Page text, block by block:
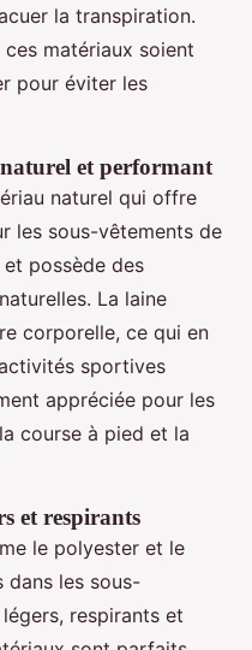
la transpiration.
matériaux soient
pour éviter les
et performant
naturel qui offre
les sous-vêtements de
possède des
La laine
corporelle, ce qui en
sportives
appréciée pour les
course à pied et la
et respirants
le polyester et le
dans les sous-
respirants et